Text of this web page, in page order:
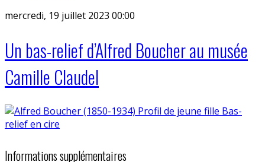
mercredi, 19 juillet 2023 00:00
Un bas-relief d’Alfred Boucher au musée
Camille Claudel
Informations supplémentaires